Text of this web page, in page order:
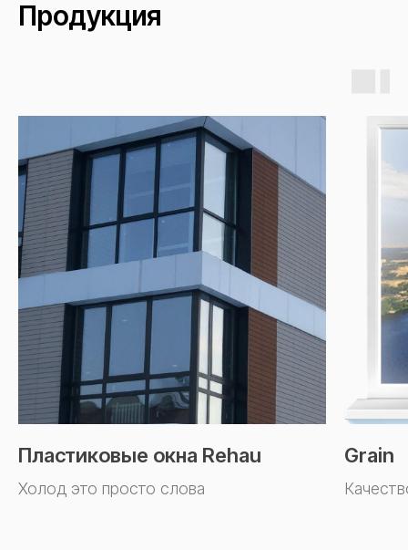
Продукция
Пластиковые окна Rehau
Холод это просто слова
Grain